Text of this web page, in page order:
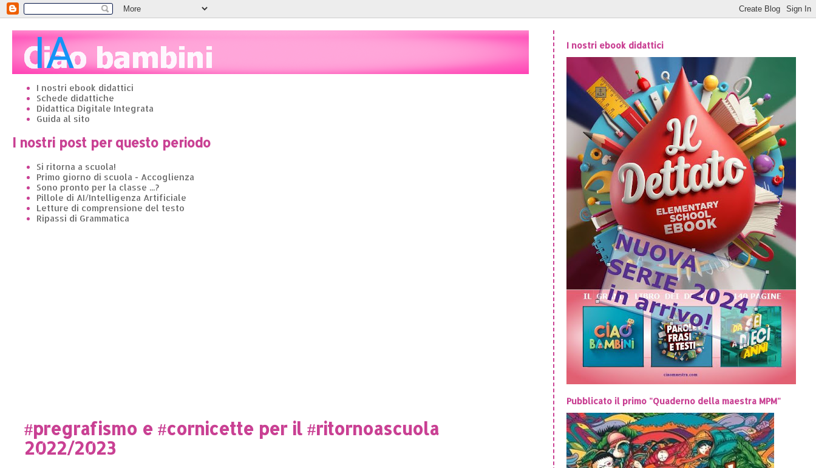
I nostri ebook didattici
Schede didattiche
Didattica Digitale Integrata
Guida al sito
I nostri post per questo periodo
Si ritorna a scuola!
Primo giorno di scuola - Accoglienza
Sono pronto per la classe ...?
Pillole di AI/Intelligenza Artificiale
Letture di comprensione del testo
Ripassi di Grammatica
#pregrafismo e #cornicette per il #ritornoascuola
2022/2023
I nostri ebook didattici
Pubblicato il primo "Quaderno della maestra MPM"